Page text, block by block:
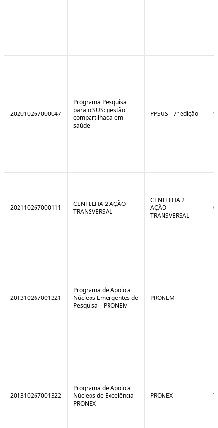
202010267000047
Programa Pesquisa
para o SUS: gestão
compartilhada em
saúde
PPSUS - 7ª edição
202110267000111
CENTELHA 2 AÇÃO
TRANSVERSAL
CENTELHA 2
AÇÃO
TRANSVERSAL
201310267001321
Programa de Apoio a
Núcleos Emergentes de
Pesquisa – PRONEM
PRONEM
201310267001322
Programa de Apoio a
Núcleos de Excelência –
PRONEX
PRONEX